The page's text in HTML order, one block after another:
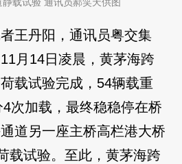
王丹阳，通讯员粤交集
月14日凌晨，黄茅海跨
载试验完成，54辆载重
次加载，最终稳稳停在桥
道另一座主桥高栏港大桥
载试验。至此，黄茅海跨